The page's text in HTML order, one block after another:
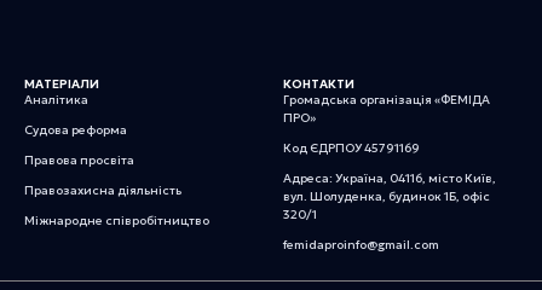
МАТЕРІАЛИ
Аналітика
Судова реформа
Правова просвіта
Правозахисна діяльність
Міжнародне співробітництво
КОНТАКТИ
Громадська організація «ФЕМІДА
ПРО»
Код ЄДРПОУ 45791169
Адреса: Україна, 04116, місто Київ,
вул. Шолуденка, будинок 1Б, офіс
320/1
femidaproinfo@gmail.com